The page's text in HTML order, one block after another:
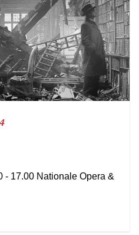
- 17.00 Nationale Opera &